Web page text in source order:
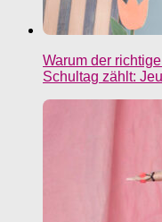
Warum der
Schultag zählt: